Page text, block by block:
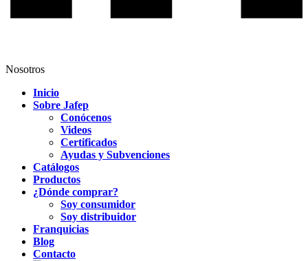
Nosotros
Inicio
Sobre Jafep
Conócenos
Videos
Certificados
Ayudas y Subvenciones
Catálogos
Productos
¿Dónde comprar?
Soy consumidor
Soy distribuidor
Franquicias
Blog
Contacto